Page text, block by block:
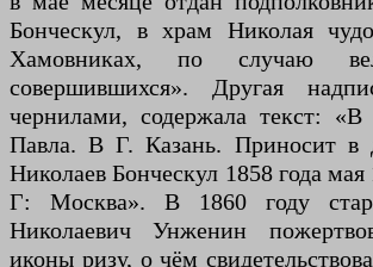
Бонческул, в храм Николая
Хамовниках, по случаю
совершившихся». Другая
чернилами, содержала текст:
Павла. В Г. Казань. Приносит в
Николаев Бонческул 1858 года
Г: Москва». В 1860 году
Николаевич Унженин
иконы ризу, о чём